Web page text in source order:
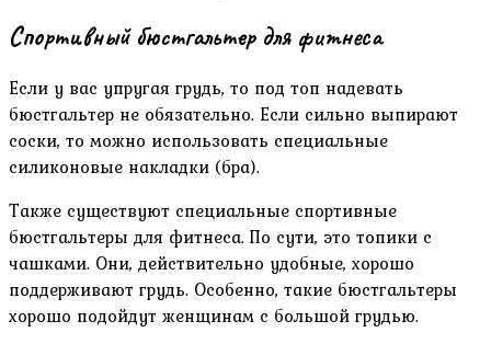
Спортивный бюстгальтер для фитнеса
Если у вас упругая грудь, то под топ надевать
бюстгальтер не обязательно. Если сильно выпирают
соски, то можно использовать специальные
силиконовые накладки (бра).
Также существуют специальные спортивные
бюстгальтеры для фитнеса. По сути, это топики с
чашками. Они, действительно удобные, хорошо
поддерживают грудь. Особенно, такие бюстгальтеры
хорошо подойдут женщинам с большой грудью.